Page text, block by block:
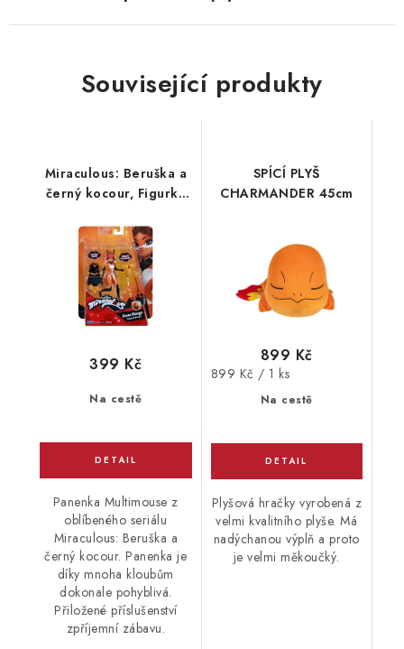
Související produkty
Miraculous: Beruška a
černý kocour, Figurka
Na cestě
399 Kč
Panenka Multimouse z
oblíbeného seriálu
Miraculous: Beruška a
černý kocour. Panenka je
díky mnoha kloubům
dokonale pohyblivá.
Přiložené příslušenství
zpříjemní zábavu.
SPÍCÍ PLYŠ
CHARMANDER 45cm
Na cestě
899 Kč
Měrná
899 Kč / 1 ks
Plyšová hračky vyrobená z
velmi kvalitního plyše. Má
nadýchanou výplň a proto
je velmi měkoučký.